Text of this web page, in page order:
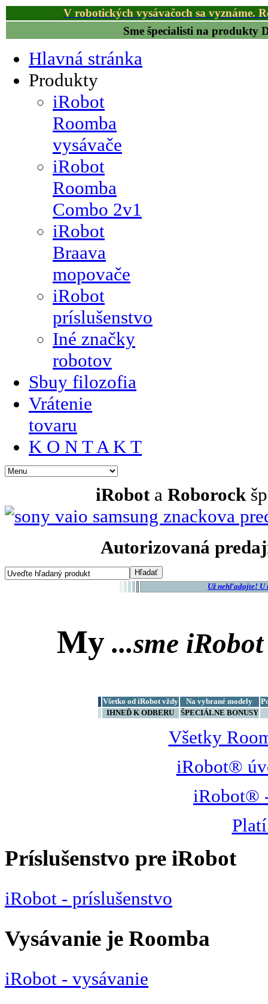
V robotických vysávačoch sa vyznáme.
Sme špecialisti na produkty
Hlavná stránka
Produkty
iRobot
Roomba
vysávače
iRobot
Roomba
Combo 2v1
iRobot
Braava
mopovače
iRobot
príslušenstvo
Iné značky
robotov
Sbuy filozofia
Vrátenie
tovaru
K O N T A K T
iRobot a Roborock
Autorizovaná
Už nehľadajte! U
My ...sme iRobot
Všetko od iRobot vždy Na vybrané modely
IHNEĎ K ODBERU
ŠPECIÁLNE BONUSY
Všetky
iRobot®
iRobot®
Príslušenstvo pre iRobot
iRobot - príslušenstvo
Vysávanie je Roomba
iRobot - vysávanie